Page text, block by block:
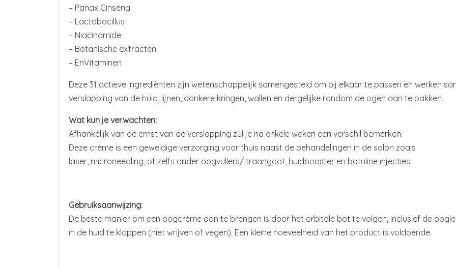
– Panax Ginseng
– Lactobacillus
– Niacinamide
– Botanische extracten
– EnVitaminen
Deze 31 actieve ingrediënten zijn wetenschappelijk samengesteld om bij elkaar te passen en werken
verslapping van de huid, lijnen, donkere kringen, wallen en dergelijke rondom de ogen aan te pakken.
Wat kun je verwachten:
Afhankelijk van de ernst van de verslapping zul je na enkele weken een verschil bemerken.
Deze crème is een geweldige verzorging voor thuis naast de behandelingen in de salon zoals
laser, microneedling, of zelfs onder oogvullers/ traangoot, huidbooster en botuline injecties.
Gebruiksaanwijzing:
De beste manier om een ​​oogcrème aan te brengen is door het orbitale bot te volgen, inclusief de
in de huid te kloppen (niet wrijven of vegen). Een kleine hoeveelheid van het product is voldoende.